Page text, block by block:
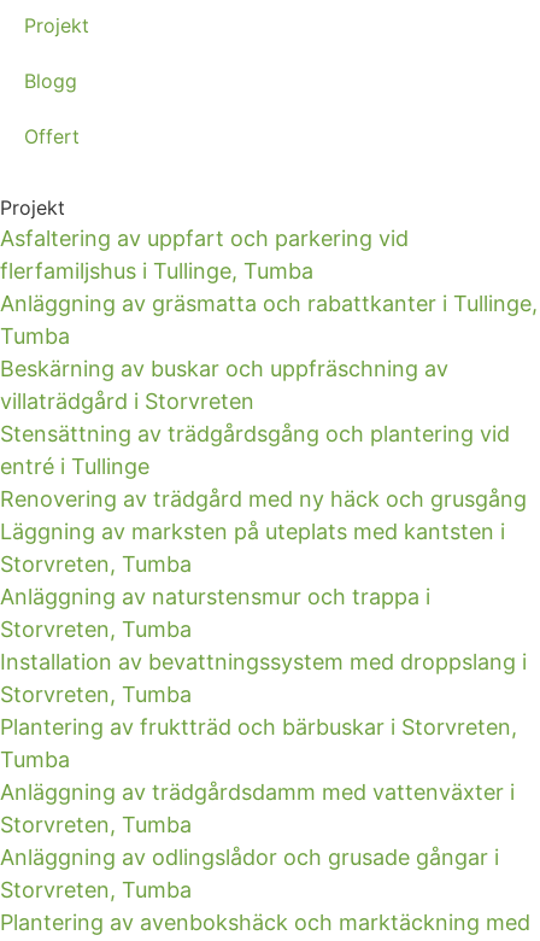
Projekt
Blogg
Offert
Projekt
Asfaltering av uppfart och parkering vid
flerfamiljshus i Tullinge, Tumba
Anläggning av gräsmatta och rabattkanter i Tullinge,
Tumba
Beskärning av buskar och uppfräschning av
villaträdgård i Storvreten
Stensättning av trädgårdsgång och plantering vid
entré i Tullinge
Renovering av trädgård med ny häck och grusgång
Läggning av marksten på uteplats med kantsten i
Storvreten, Tumba
Anläggning av naturstensmur och trappa i
Storvreten, Tumba
Installation av bevattningssystem med droppslang i
Storvreten, Tumba
Plantering av fruktträd och bärbuskar i Storvreten,
Tumba
Anläggning av trädgårdsdamm med vattenväxter i
Storvreten, Tumba
Anläggning av odlingslådor och grusade gångar i
Storvreten, Tumba
Plantering av avenbokshäck och marktäckning med